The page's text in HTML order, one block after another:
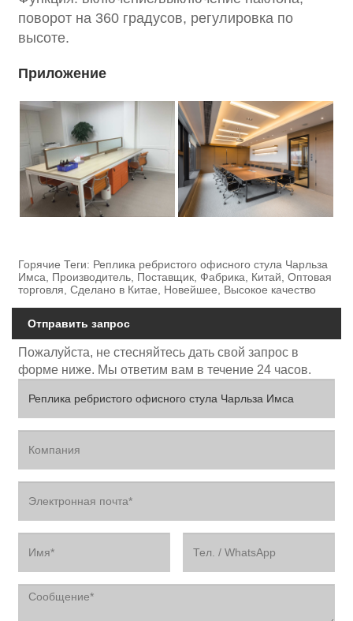
поворот на 360 градусов, регулировка по
высоте.
Приложение
Горячие Теги: Реплика ребристого офисного стула Чарльза
Имса, Производитель, Поставщик, Фабрика, Китай, Оптовая
торговля, Сделано в Китае, Новейшее, Высокое качество
Отправить запрос
Пожалуйста, не стесняйтесь дать свой запрос в
форме ниже. Мы ответим вам в течение 24 часов.